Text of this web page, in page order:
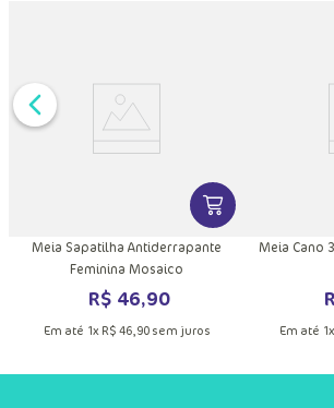
INFORMAÇÕES DO PRODUTO
VER MAIS
Meia Sapatilha Antiderrapante
Feminina Mosaico
R$ 46,90
Em até 1x R$ 46,90sem juros
Meia Cano
Em até 1x